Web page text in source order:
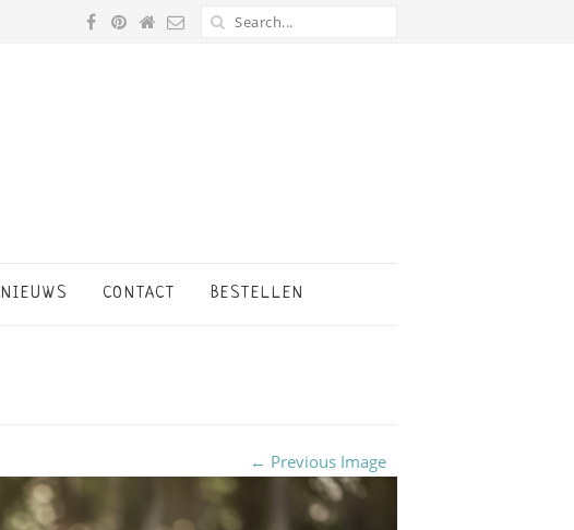
NIEUWS CONTACT BESTELLEN
← Previous Image